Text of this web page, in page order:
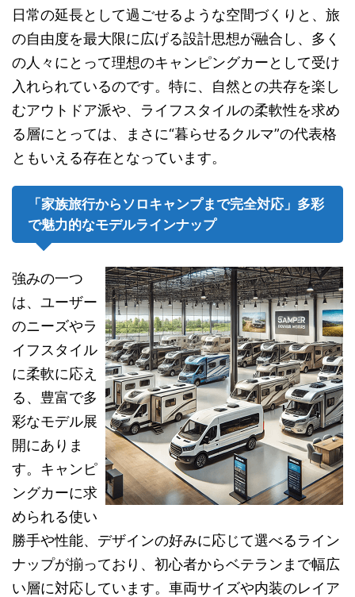
日常の延長として過ごせるような空間づくりと、旅
の自由度を最大限に広げる設計思想が融合し、多く
の人々にとって理想のキャンピングカーとして受け
入れられているのです。特に、自然との共存を楽し
むアウトドア派や、ライフスタイルの柔軟性を求め
る層にとっては、まさに“暮らせるクルマ”の代表格
ともいえる存在となっています。
「家族旅行からソロキャンプまで完全対応」多彩
で魅力的なモデルラインナップ
強みの一つ
は、ユーザー
のニーズやラ
イフスタイル
に柔軟に応え
る、豊富で多
彩なモデル展
開にありま
す。キャンピ
ングカーに求
められる使い
勝手や性能、デザインの好みに応じて選べるライン
ナップが揃っており、初心者からベテランまで幅広
い層に対応しています。車両サイズや内装のレイア